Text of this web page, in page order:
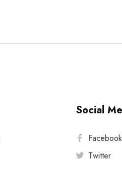
Social
Facebook
Twitter